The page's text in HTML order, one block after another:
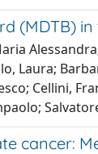
(MDTB)
Laura;
Cellini,
cancer: